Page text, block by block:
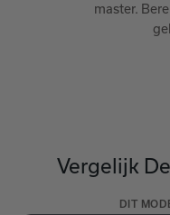
master.
Vergelijk
DIT